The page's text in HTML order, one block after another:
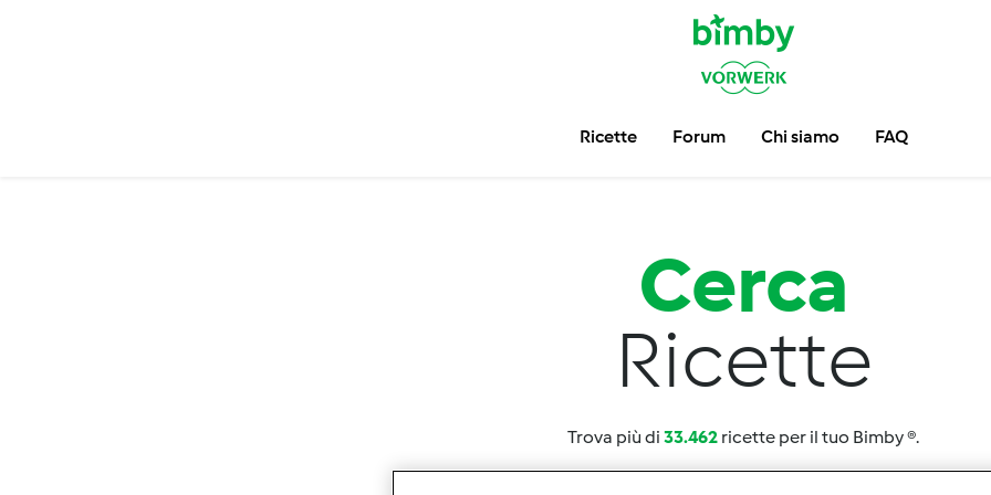
Ricette Forum Chi siamo FAQ
Cerca
Ricette
Trova più di 33.462 ricette per il tuo Bimby ®.